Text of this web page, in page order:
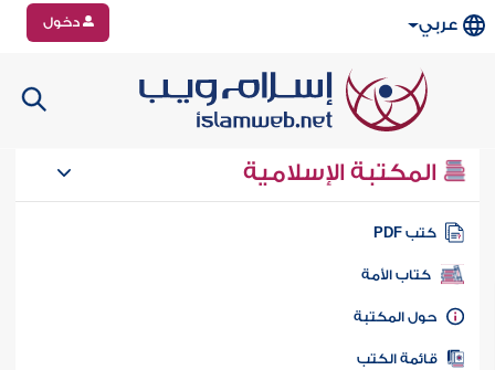
عربي دخول
المكتبة الإسلامية
كتب PDF
كتاب الأمة
المكتبة